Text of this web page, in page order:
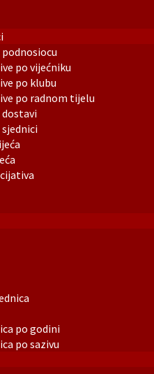
po vijećniku
po klubu
po radnom tijelu
po godini
po sazivu